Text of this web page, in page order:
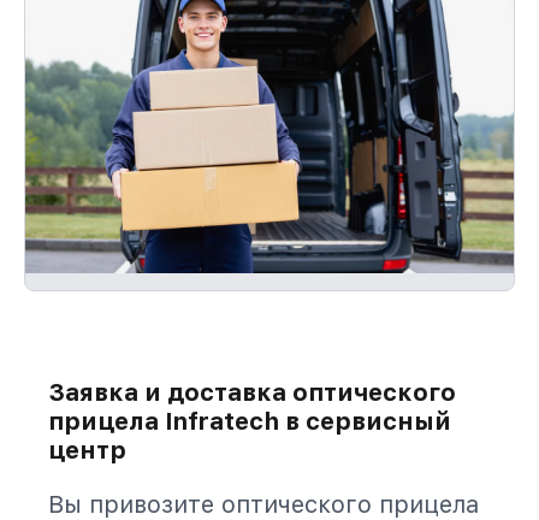
Заявка и доставка оптического
прицела Infratech в сервисный
центр
Вы привозите оптического прицела